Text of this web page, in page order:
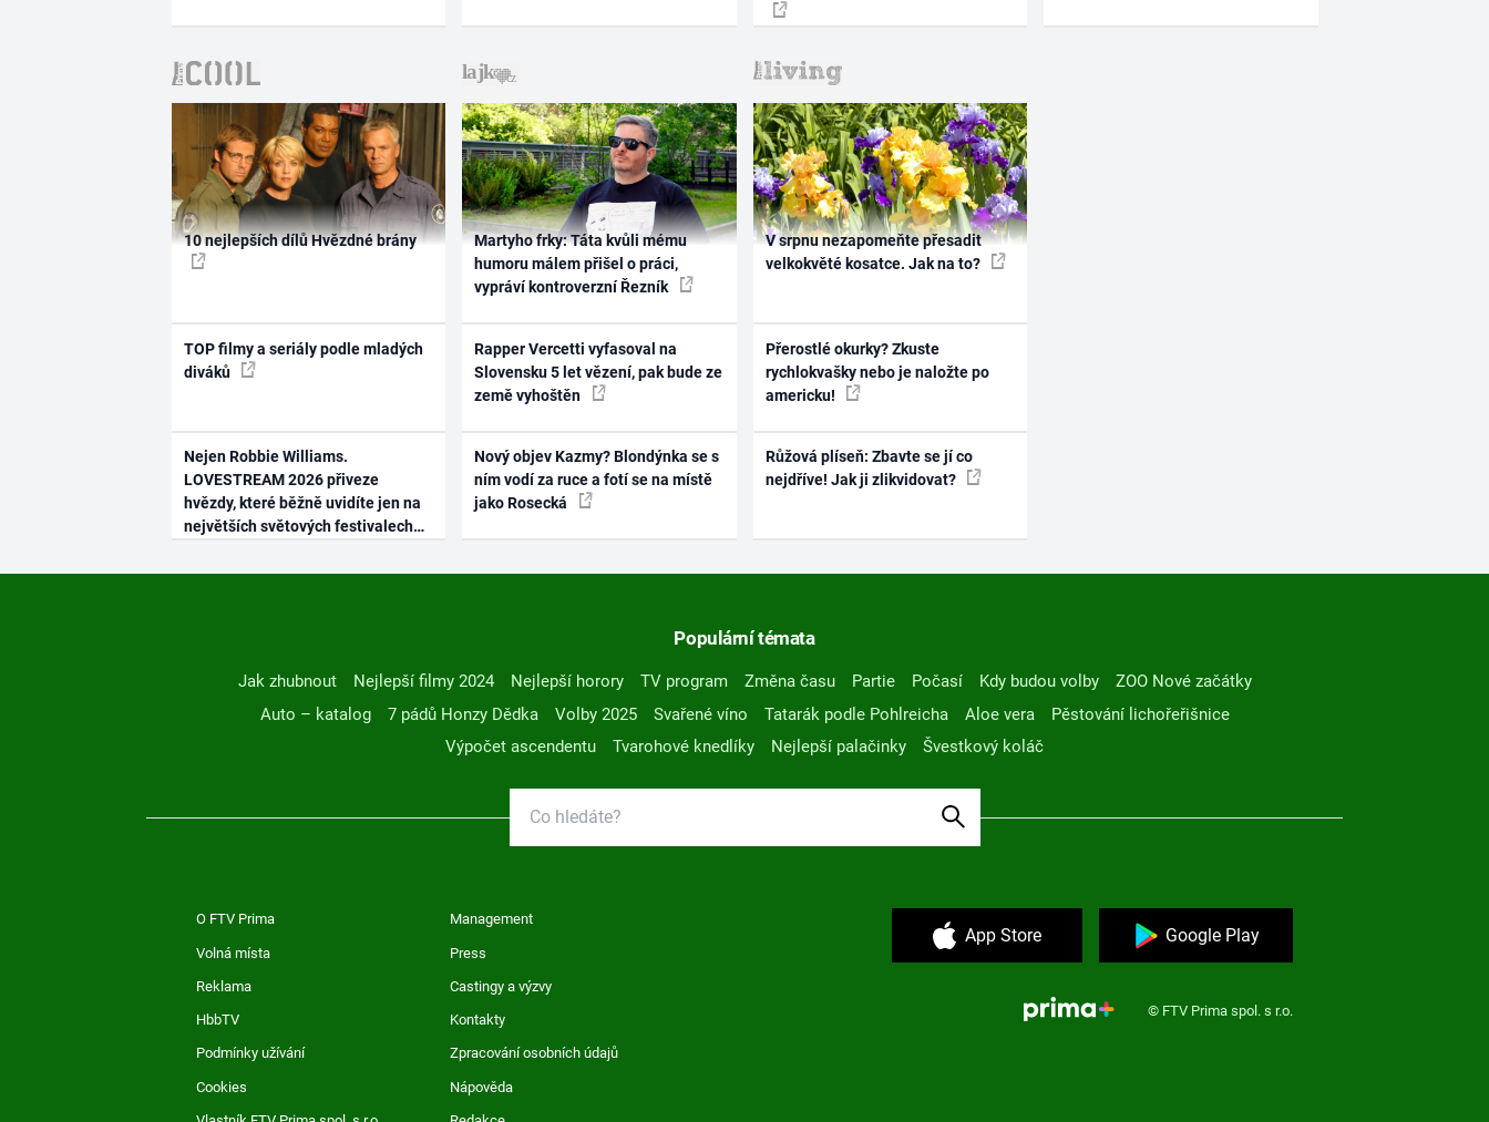
10 nejlepších dílů Hvězdné brány
TOP filmy a seriály podle mladých
diváků
Nejen Robbie Williams.
LOVESTREAM 2026 přiveze
hvězdy, které běžně uvidíte jen na
největších světových festivalech
Martyho frky: Táta kvůli mému
humoru málem přišel o práci,
vypráví kontroverzní Řezník
Rapper Vercetti vyfasoval na
Slovensku 5 let vězení, pak bude ze
země vyhoštěn
Nový objev Kazmy? Blondýnka se s
ním vodí za ruce a fotí se na místě
jako Rosecká
V srpnu nezapomeňte přesadit
velkokvěté kosatce. Jak na to?
Přerostlé okurky? Zkuste
rychlokvašky nebo je naložte po
americku!
Růžová plíseň: Zbavte se jí co
nejdříve! Jak ji zlikvidovat?
Populární témata
Jak zhubnout Nejlepší filmy 2024 Nejlepší horory TV program Změna času Partie Počasí Kdy budou volby
ZOO Nové začátky
Auto – katalog
7 pádů Honzy Dědka Volby 2025 Svařené víno Tatarák podle Pohlreicha Aloe vera
Pěstování lichořeřišnice
Výpočet ascendentu
Tvarohové knedlíky Nejlepší palačinky Švestkový koláč
O FTV Prima Management
Volná místa Press
Reklama Castingy a výzvy
HbbTV Kontakty
Podmínky užívání Zpracování osobních údajů
Cookies Nápověda
App Store Google Play
© FTV Prima spol. s r.o.